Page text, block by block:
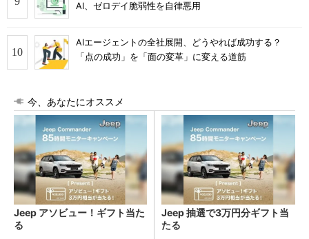
AI、ゼロデイ脆弱性を自律悪用
AIエージェントの全社展開、どうやれば成功する？
「点の成功」を「面の変革」に変える道筋
今、あなたにオススメ
Jeep アソビュー！ギフト当た
る
Jeep 抽選で3万円分ギフト当
たる